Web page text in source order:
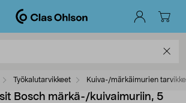
Työkalutarvikkeet Kuiva-/märkäimurien
Bosch märkä-/kuivaimuriin, 5